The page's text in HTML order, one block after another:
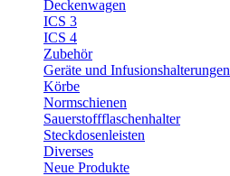
Deckenwagen
ICS 3
ICS 4
Zubehör
Geräte und Infusionshalterungen
Körbe
Normschienen
Sauerstoffflaschenhalter
Steckdosenleisten
Diverses
Neue Produkte